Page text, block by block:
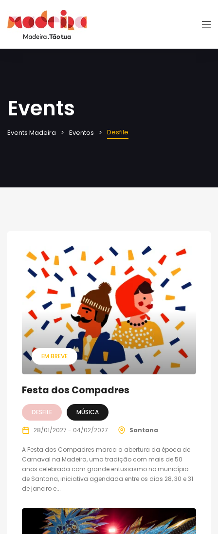
Events
Events Madeira Eventos Desfile
EM BREVE
Festa dos Compadres
DESFILE MÚSICA
28/01/2027 - 04/02/2027 Santana
A Festa dos Compadres marca a abertura da época de
Carnaval na Madeira, uma tradição com mais de 50
anos celebrada com grande entusiasmo no município
de Santana, iniciativa agendada entre os dias 28, 30 e 31
de janeiro e...